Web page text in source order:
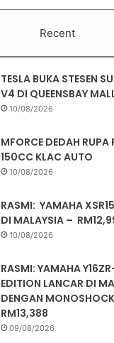
Recent
TESLA BUKA STESEN
V4 DI QUEENSBAY
10/08/2026
MFORCE DEDAH
150CC KLAC AUTO
10/08/2026
RASMI: YAMAHA
DI MALAYSIA –
10/08/2026
RASMI: YAMAHA
EDITION LANCAR DI
DENGAN
RM13,388
09/08/2026